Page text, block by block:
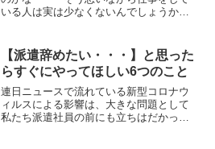
いる人は実は少なくないんでしょうか。
り、実際に転職した人の割合は20202年現
在、転職率およそ1年...
【派遣辞めたい・・・】と思った
らすぐにやってほしい6つのこと
連日ニュースで流れている新型コロナウ
ィルスによる影響は、大きな問題として
私たち派遣社員の前にも立ちはだかって